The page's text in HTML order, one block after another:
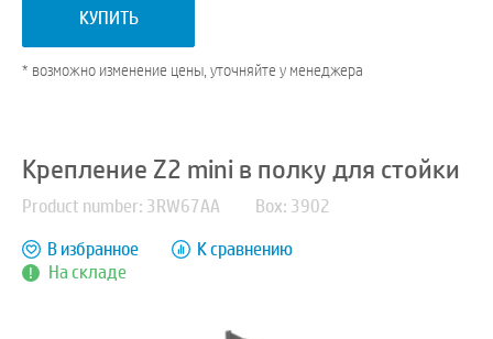
КУПИТЬ
* возможно изменение цены, уточняйте у менеджера
Крепление Z2 mini в полку для стойки
Product number: 3RW67AA Box: 3902
На складе
В избранное К сравнению